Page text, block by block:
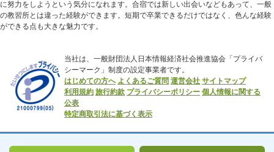
に努力をしようという気分になれます。合宿では新しい出会いなどもあって、一般
の教習所とは違った経験ができます。短期で卒業できるだけではなく、色んな経験
ができる点も大きな魅力です。
当社は、一般財団法人日本情報経済社会推進協会「プライバ
シーマーク」制度の設定事業者です。
はじめての方へ よくあるご質問 運営会社サイトマップ
利用規約旅行約款 プライバシーポリシー個人情報に関する
公表
特定商取引法に基づく表示